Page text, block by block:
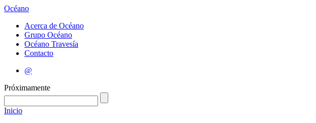
Océano
Acerca de Océano
Grupo Océano
Océano Travesía
Contacto
@
Próximamente
Inicio